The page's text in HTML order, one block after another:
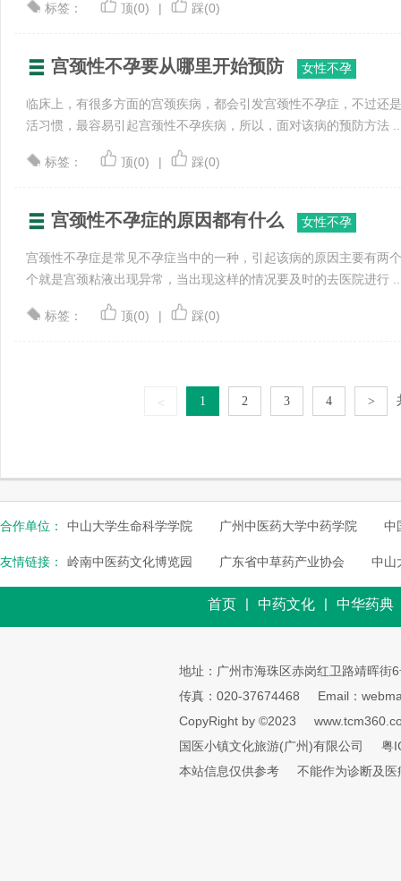
标签： 顶(0) | 踩(0)
宫颈性不孕要从哪里开始预防 女性不孕
临床上，有很多方面的宫颈疾病，都会引发宫颈性不孕症，不过还
活习惯，最容易引起宫颈性不孕疾病，所以，面对该病的预防方法
标签： 顶(0) | 踩(0)
宫颈性不孕症的原因都有什么 女性不孕
宫颈性不孕症是常见不孕症当中的一种，引起该病的原因主要有两
个就是宫颈粘液出现异常，当出现这样的情况要及时的去医院进行
标签： 顶(0) | 踩(0)
< 1 2 3 4 >
合作单位： 中山大学生命科学学院 广州中医药大学中药学院 中
友情链接： 岭南中医药文化博览园 广东省中草药产业协会 中山
首页 | 中药文化 | 中华药典
地址：广州市海珠区赤岗红卫路靖晖街
传真：020-37674468
Email：
CopyRight by ©2023
国医小镇文化旅游(广州)有限公司
粤
本站信息仅供参考
不能作为诊断及医